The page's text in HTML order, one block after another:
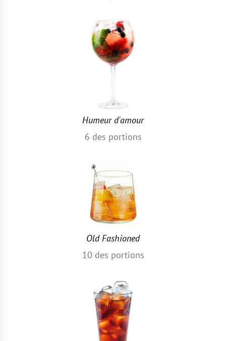
Humeur d'amour
6 des portions
Old Fashioned
10 des portions